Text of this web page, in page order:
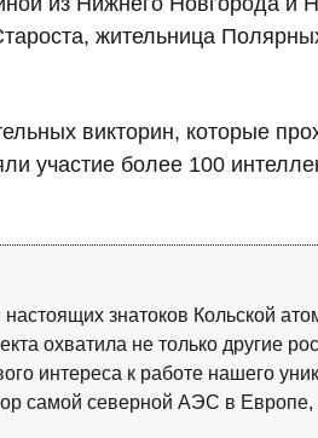
жительница
викторин, которые
участие более 100
знатоков Кольской
охватила не только другие
интереса к работе нашего
самой северной АЭС в Европе,